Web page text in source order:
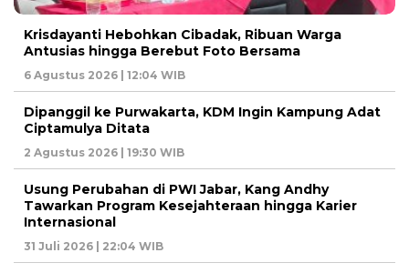
Krisdayanti Hebohkan Cibadak, Ribuan Warga
Antusias hingga Berebut Foto Bersama
6 Agustus 2026 | 12:04 WIB
Dipanggil ke Purwakarta, KDM Ingin Kampung Adat
Ciptamulya Ditata
2 Agustus 2026 | 19:30 WIB
Usung Perubahan di PWI Jabar, Kang Andhy
Tawarkan Program Kesejahteraan hingga Karier
Internasional
31 Juli 2026 | 22:04 WIB